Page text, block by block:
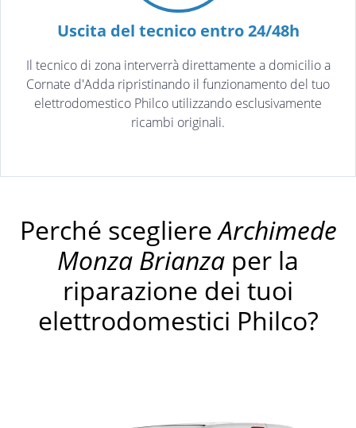
Uscita del tecnico entro 24/48h
Il tecnico di zona interverrà direttamente a domicilio a
Cornate d'Adda ripristinando il funzionamento del tuo
elettrodomestico Philco utilizzando esclusivamente
ricambi originali.
Perché scegliereArchimede
Monza Brianza per la
riparazione dei tuoi
elettrodomestici Philco?